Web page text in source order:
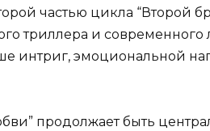
частью цикла “Второй
триллера и современного
интриг, эмоциональной
продолжает быть